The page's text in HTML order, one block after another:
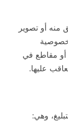
أو تصوير
أو مقاطع في
عليها.
وهي: